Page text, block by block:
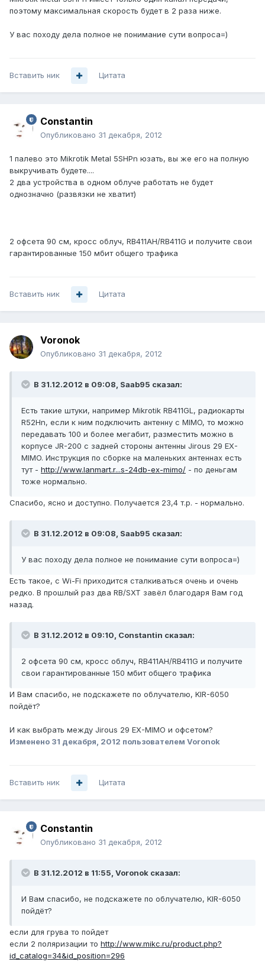
поэтому максимальная скорость будет в 2 раза ниже.
У вас походу дела полное не понимание сути вопроса=)
Вставить ник Цитата
Constantin
Опубликовано 31 декабря, 2012
1 палево это Mikrotik Metal 5SHPn юзать, вы же его на полную
выкручивать будете....
2 два устройства в одном облуче работать не будет
однозначно (развязки не хватит)
2 офсета 90 см, кросс облуч, RB411AH/RB411G и получите свои
гарантированные 150 мбит общего трафика
Вставить ник Цитата
Voronok
Опубликовано 31 декабря, 2012
В 31.12.2012 в 09:08, Saab95 сказал:
Есть такие штуки, например Mikrotik RB411GL, радиокарты
R52Hn, если к ним подключить антенну с MIMO, то можно
передавать 100 и более мегабит, разместить можно в
корпусе JR-200 с задней стороны антенны Jirous 29 EX-
MIMO. Инструкция по сборке на маленьких антеннах есть
тут - http://www.lanmart.r...s-24db-ex-mimo/ - по деньгам
тоже нормально.
Спасибо, ясно и доступно. Получается 23,4 т.р. - нормально.
В 31.12.2012 в 09:08, Saab95 сказал:
У вас походу дела полное не понимание сути вопроса=)
Есть такое, с Wi-Fi приходится сталкиваться очень и очень
редко. В прошлый раз два RB/SXT завёл благодаря Вам год
назад.
В 31.12.2012 в 09:10, Constantin сказал:
2 офсета 90 см, кросс облуч, RB411AH/RB411G и получите
свои гарантированные 150 мбит общего трафика
И Вам спасибо, не подскажете по облучателю, KIR-6050
пойдёт?
И как выбрать между Jirous 29 EX-MIMO и офсетом?
Изменено 31 декабря, 2012 пользователем Voronok
Вставить ник Цитата
Constantin
Опубликовано 31 декабря, 2012
В 31.12.2012 в 11:55, Voronok сказал:
И Вам спасибо, не подскажете по облучателю, KIR-6050
пойдёт?
если для грува то пойдет
если 2 поляризации то http://www.mikc.ru/product.php?
id_catalog=34&id_position=296